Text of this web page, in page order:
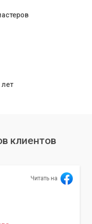
клиентов
Читать на